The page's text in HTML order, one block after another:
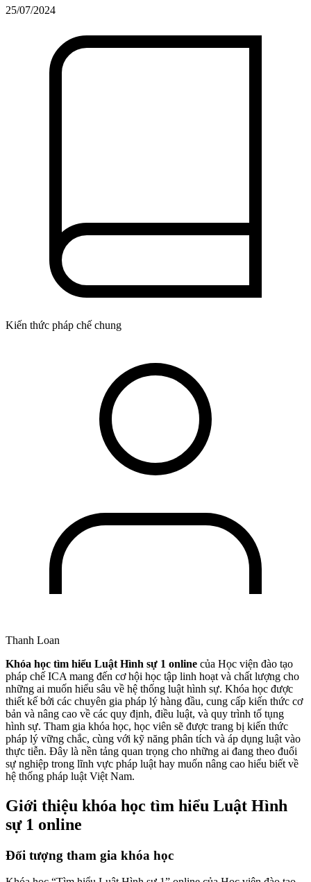
25/07/2024
Kiến thức pháp chế chung
Thanh Loan
Khóa học tìm hiểu Luật Hình sự 1 online của Học viện đào tạo
pháp chế ICA mang đến cơ hội học tập linh hoạt và chất lượng cho
những ai muốn hiểu sâu về hệ thống luật hình sự. Khóa học được
thiết kế bởi các chuyên gia pháp lý hàng đầu, cung cấp kiến thức cơ
bản và nâng cao về các quy định, điều luật, và quy trình tố tụng
hình sự. Tham gia khóa học, học viên sẽ được trang bị kiến thức
pháp lý vững chắc, cùng với kỹ năng phân tích và áp dụng luật vào
thực tiễn. Đây là nền tảng quan trọng cho những ai đang theo đuổi
sự nghiệp trong lĩnh vực pháp luật hay muốn nâng cao hiểu biết về
hệ thống pháp luật Việt Nam.
Giới thiệu khóa học tìm hiểu Luật Hình
sự 1 online
Đối tượng tham gia khóa học